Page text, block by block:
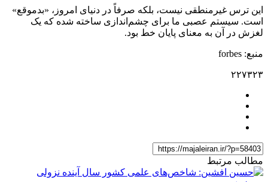
این ترس غیرمنطقی نیست، بلکه صرفاً در دنیای امروز، «بدموقع»
است. سیستم عصبی ما برای چشم‌اندازی ساخته شده که یک
لغزش در آن به معنای پایان خط بود.
منبع: forbes
۲۲۷۳۲۳
مطالب مرتبط